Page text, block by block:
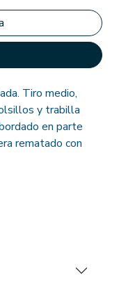
Tiro medio,
y trabilla
en parte
rematado con